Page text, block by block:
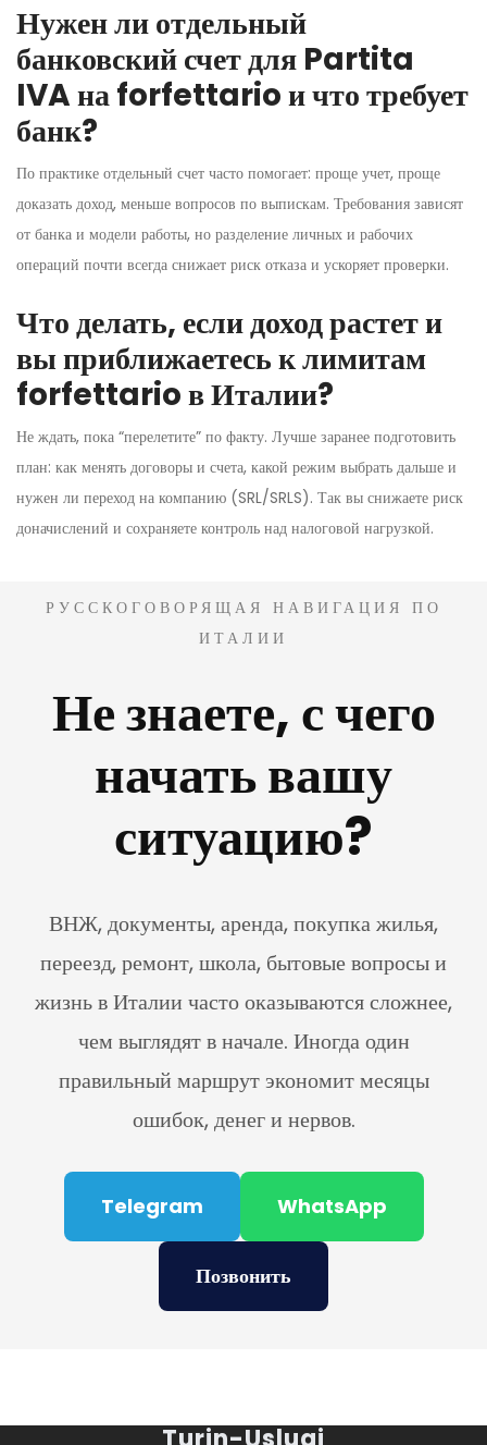
Нужен ли отдельный
банковский счет для Partita
IVA на forfettario и что требует
банк?
По практике отдельный счет часто помогает: проще учет, проще
доказать доход, меньше вопросов по выпискам. Требования зависят
от банка и модели работы, но разделение личных и рабочих
операций почти всегда снижает риск отказа и ускоряет проверки.
Что делать, если доход растет и
вы приближаетесь к лимитам
forfettario в Италии?
Не ждать, пока “перелетите” по факту. Лучше заранее подготовить
план: как менять договоры и счета, какой режим выбрать дальше и
нужен ли переход на компанию (SRL/SRLS). Так вы снижаете риск
доначислений и сохраняете контроль над налоговой нагрузкой.
РУССКОГОВОРЯЩАЯ НАВИГАЦИЯ ПО
ИТАЛИИ
Не знаете, с чего
начать вашу
ситуацию?
ВНЖ, документы, аренда, покупка жилья,
переезд, ремонт, школа, бытовые вопросы и
жизнь в Италии часто оказываются сложнее,
чем выглядят в начале. Иногда один
правильный маршрут экономит месяцы
ошибок, денег и нервов.
Telegram WhatsApp
Позвонить